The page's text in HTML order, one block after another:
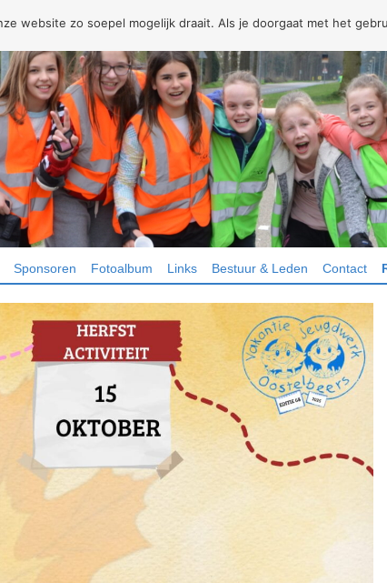
Sponsoren Fotoalbum Links Bestuur & Leden Contact
website zo soepel mogelijk draait. Als je doorgaat met het